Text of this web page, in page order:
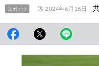
スポーツ 2024年6月18日